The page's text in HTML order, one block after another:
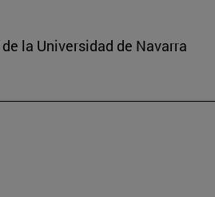
la Universidad de Navarra